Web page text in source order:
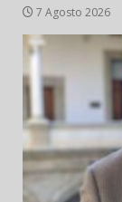
7 Agosto 2026